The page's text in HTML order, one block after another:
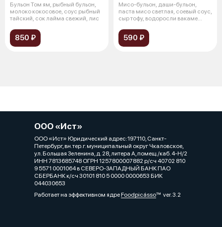
Бульон Том ям, рыбный бульон,
молоко кокосовое, соус рыбный
тайский, сок лайма свежий, лис
850 ₽
Мисо-бульон, даши-бульон,
паста мисо светлая, соевый соус,
сыр тофу, водоросли вакаме
590 ₽
ООО «Ист»
ООО «Ист» Юридический адрес:197110, Санкт-
Петербург, вн.тер.г. муниципальный округ Чкаловское,
ул. Большая Зеленина, д. 28, литера А, помещ./каб. 4-Н/2
ИНН 7813685748 ОГРН 1257800007882 р/сч 40702 810
9 5571 0001064 в СЕВЕРО-ЗАПАДНЫЙ БАНК ПАО
СБЕРБАНК к/сч 30101 810 5 0000 0000653 БИК
044030653
Работает на эффективном ядреFoodpicássover. 3.2